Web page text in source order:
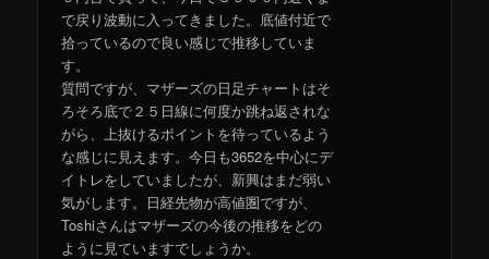
で戻り波動に入ってきました。底値付近で
拾っているので良い感じで推移していま
す。
質問ですが、マザーズの日足チャートはそ
ろそろ底で２５日線に何度か跳ね返されな
がら、上抜けるポイントを待っているよう
な感じに見えます。今日も3652を中心にデ
イトレをしていましたが、新興はまだ弱い
気がします。日経先物が高値圏ですが、
Toshiさんはマザーズの今後の推移をどの
ように見ていますでしょうか。